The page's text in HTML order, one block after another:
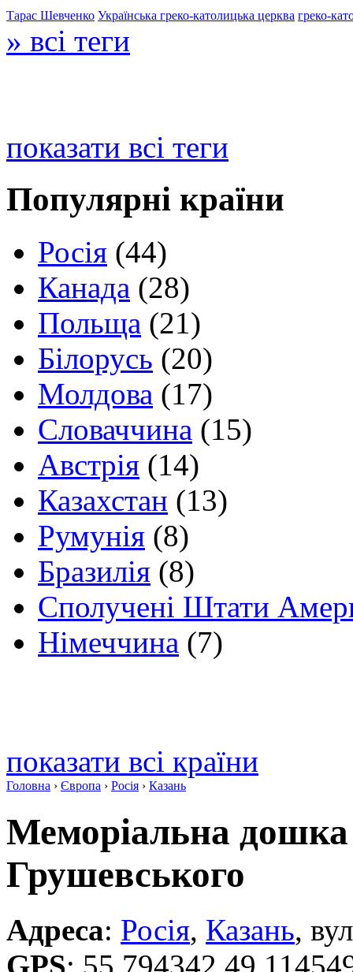
Тарас Шевченко Українська греко-католицька церква греко-
» всі теги
показати всі теги
Популярні країни
Росія (44)
Канада (28)
Польща (21)
Білорусь (20)
Молдова (17)
Словаччина (15)
Австрія (14)
Казахстан (13)
Румунія (8)
Бразилія (8)
Сполучені Штати
Німеччина (7)
показати всі країни
Головна › Європа › Росія › Казань
Меморіальна
Грушевського
Адреса: Росія, Казань,